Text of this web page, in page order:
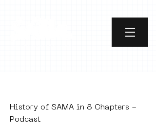
History of SAMA in 8 Chapters -
Podcast